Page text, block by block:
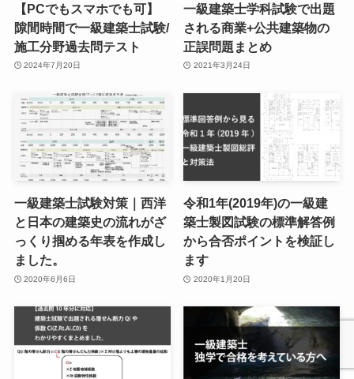
【PCでもスマホでも可】
隙間時間で一級建築士試験/
施工分野過去問テスト
2024年7月20日
一級建築士学科試験で出題
される商業+公共建築物の
正誤問題まとめ
2021年3月24日
一級建築士試験対策｜西洋
と日本の建築史の流れがざ
っくり掴める年表を作成し
ました。
2020年6月6日
令和1年(2019年)の一級建
築士製図試験の標準解答例
から合否ポイントを検証し
ます
2020年1月20日